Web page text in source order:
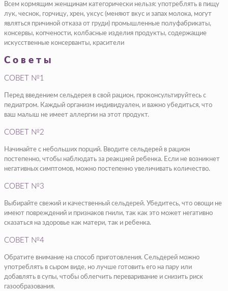
Всем кормящим женщинам категорически нельзя: употреблять в пищу
лук, чеснок, горчицу, хрен, уксус (меняют вкус и запах молока, могут
являться причиной отказа от груди) промышленные полуфабрикаты,
консервы, копчености, колбасные изделия продукты, содержащие
искусственные консерванты, красители
Советы
СОВЕТ №1
Перед введением сельдерея в свой рацион, проконсультируйтесь с
педиатром. Каждый организм индивидуален, и важно убедиться, что
ваш малыш не имеет аллергии на этот продукт.
СОВЕТ №2
Начинайте с небольших порций. Вводите сельдерей в рацион
постепенно, чтобы наблюдать за реакцией ребенка. Если не возникнет
негативных симптомов, можно постепенно увеличивать количество.
СОВЕТ №3
Выбирайте свежий и качественный сельдерей. Убедитесь, что овощи не
имеют повреждений и признаков гнили, так как это может негативно
сказаться на здоровье как матери, так и ребенка.
СОВЕТ №4
Обратите внимание на способ приготовления. Сельдерей можно
употреблять в сыром виде, но лучше готовить его на пару или
добавлять в супы, чтобы облегчить переваривание и снизить риск
газообразования.